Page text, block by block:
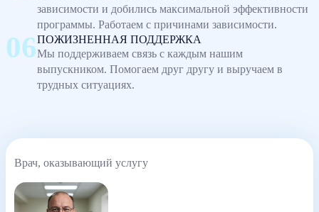
зависимости и добились максимальной эффективности
программы. Работаем с причинами зависимости.
ПОЖИЗНЕННАЯ ПОДДЕРЖКА
Мы поддерживаем связь с каждым нашим
выпускником. Помогаем друг другу и выручаем в
трудных ситуациях.
Врач, оказывающий услугу